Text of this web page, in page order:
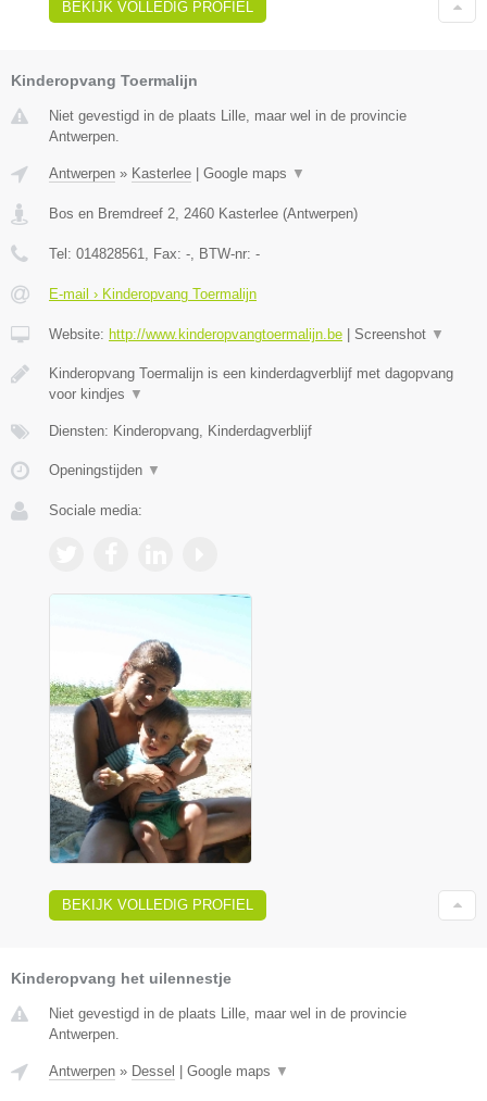
BEKIJK VOLLEDIG PROFIEL
Kinderopvang Toermalijn
Niet gevestigd in de plaats Lille, maar wel in de provincie
Antwerpen.
Antwerpen » Kasterlee | Google maps ▼
Bos en Bremdreef 2 2460 Kasterlee (Antwerpen)
Tel: 014828561 , Fax: - , BTW-nr: -
E-mail › Kinderopvang Toermalijn
Website: http://www.kinderopvangtoermalijn.be | Screenshot ▼
Kinderopvang Toermalijn is een kinderdagverblijf met dagopvang
voor kindjes ▼
Diensten: Kinderopvang, Kinderdagverblijf
Openingstijden ▼
Sociale media:
BEKIJK VOLLEDIG PROFIEL
Kinderopvang het uilennestje
Niet gevestigd in de plaats Lille, maar wel in de provincie
Antwerpen.
Antwerpen » Dessel Google maps ▼